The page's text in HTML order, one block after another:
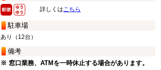
詳しくはこちら
駐車場
あり（12台）
備考
※ 窓口業務、ATMを一時休止する場合があります。